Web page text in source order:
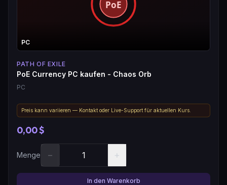
PC
PATH OF EXILE
PoE Currency PC kaufen - Chaos Orb
PC
Preis kann variieren — Kontakt oder Live-Support für aktuellen Kurs.
0,00 $
Menge − +
In den Warenkorb